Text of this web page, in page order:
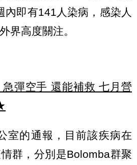
內即有141人染病，感染人
界高度關注。
彈空手 還能補救 七月營
室的通報，目前該疾病在
群，分別是Bolomba群聚